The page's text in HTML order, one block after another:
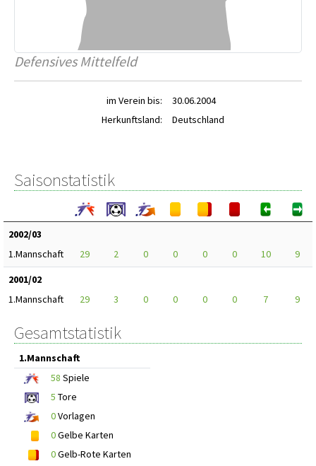
Defensives Mittelfeld
im Verein bis:
30.06.2004
Herkunftsland:
Deutschland
Saisonstatistik
2002/03
1.Mannschaft
29 2 0 0 0 0 10
9
2001/02
1.Mannschaft
29 3 0 0 0 0 7 9
Gesamtstatistik
1.Mannschaft
58 Spiele
5 Tore
0Vorlagen
0Gelbe Karten
0Gelb-Rote Karten